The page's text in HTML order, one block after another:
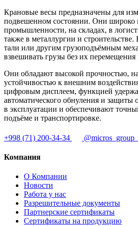
Крановые весы предназначены для
подвешенном состоянии. Они широко
промышленности, на складах, в
также в металлургии и строительстве.
тали или другим грузоподъёмным
взвешивать грузы без их перемещения
Они обладают высокой прочностью,
устойчивостью к внешним
цифровым дисплеем, функцией
автоматического обнуления и защиты
в эксплуатации и обеспечивают
подъёме и транспортировке.
+998 (71) 200-34-34
Компания
О Компании
Новости
Работа у нас
Разрешительные документы
Партнерские сертификаты
Сертификаты на продукцию